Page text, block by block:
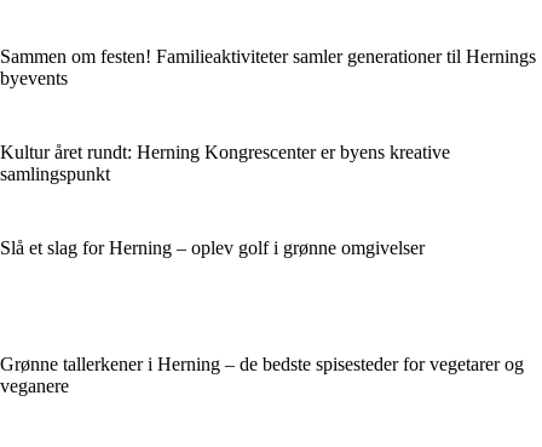
Sammen om festen! Familieaktiviteter samler generationer til Hernings
byevents
Kultur året rundt: Herning Kongrescenter er byens kreative
samlingspunkt
Slå et slag for Herning – oplev golf i grønne omgivelser
Grønne tallerkener i Herning – de bedste spisesteder for vegetarer og
veganere